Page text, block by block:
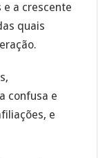
a crescente
quais
confusa e
e